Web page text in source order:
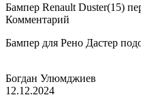
Бампер Renault Duster(15)
Комментарий
Бампер для Рено Дастер
Богдан Улюмджиев
12.12.2024